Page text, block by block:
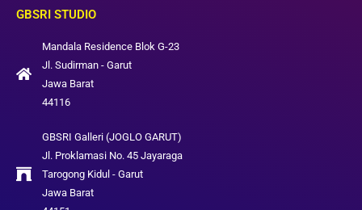
GBSRI STUDIO
Mandala Residence Blok G-23
Jl. Sudirman - Garut
Jawa Barat
44116
GBSRI Galleri (JOGLO GARUT)
Jl. Proklamasi No. 45 Jayaraga
Tarogong Kidul - Garut
Jawa Barat